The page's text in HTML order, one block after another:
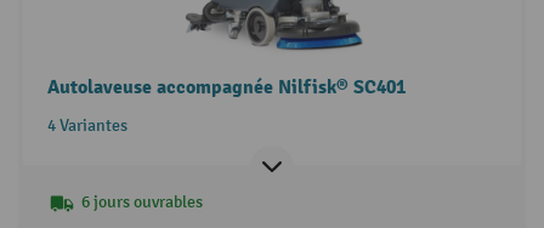
Autolaveuse accompagnée Nilfisk® SC401
4 Variantes
6 jours ouvrables